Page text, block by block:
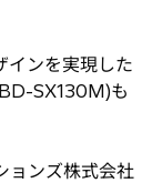
インを実現した
SX130M)も
ョンズ株式会社